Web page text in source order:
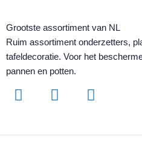
Grootste assortiment van NL
Ruim assortiment onderzetters,
tafeldecoratie. Voor het
pannen en potten.